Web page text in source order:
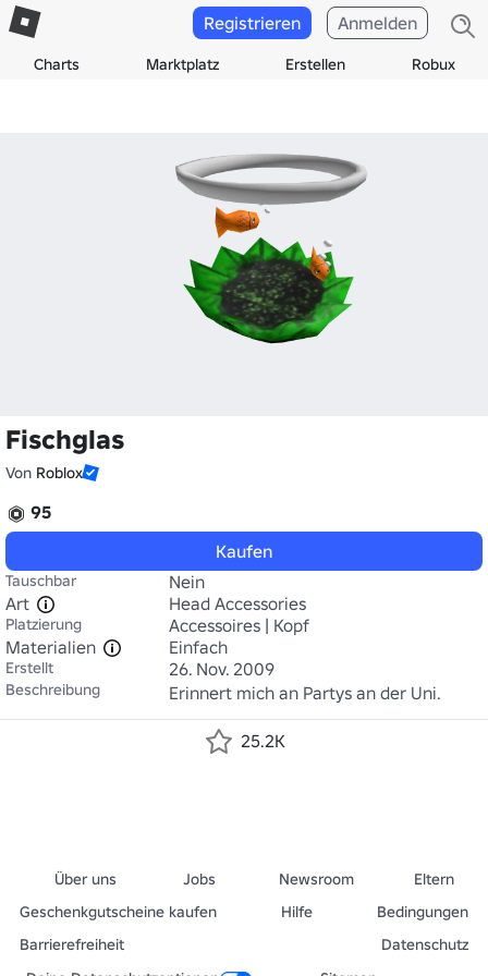
Charts Marktplatz Erstellen Robux
Registrieren Anmelden
Fischglas
Von Roblox
95
Kaufen
Tauschbar
Nein
Art
Head Accessories
Platzierung
Accessoires | Kopf
Materialien
Einfach
Erstellt 26. Nov. 2009
Beschreibung Erinnert mich an Partys an der Uni.
25.2K
Über uns Jobs Newsroom
Eltern
Geschenkgutscheine kaufen
Hilfe
Bedingungen
Barrierefreiheit
Datenschutz